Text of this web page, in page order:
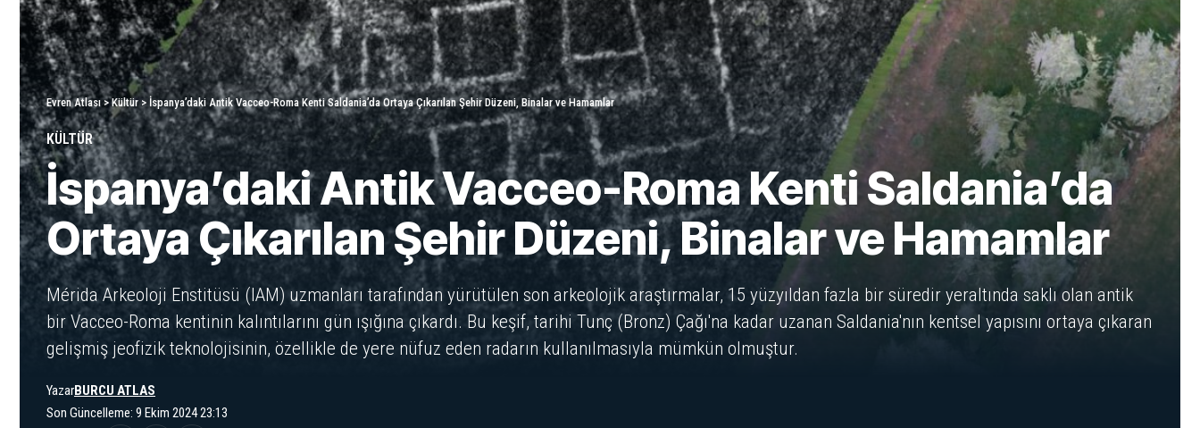
Evren Atlası>Kültür > İspanya’daki Antik Vacceo-Roma Kenti Saldania’da Ortaya Çıkarılan Şehir Düzeni, Binalar ve Hamamlar
KÜLTÜR
İspanya’daki Antik Vacceo-Roma Kenti Saldania’da
Ortaya Çıkarılan Şehir Düzeni, Binalar ve Hamamlar
Mérida Arkeoloji Enstitüsü (IAM) uzmanları tarafından yürütülen son arkeolojik araştırmalar, 15 yüzyıldan fazla bir süredir yeraltında saklı olan antik
bir Vacceo-Roma kentinin kalıntılarını gün ışığına çıkardı. Bu keşif, tarihi Tunç (Bronz) Çağı'na kadar uzanan Saldania'nın kentsel yapısını ortaya çıkaran
gelişmiş jeofizik teknolojisinin, özellikle de yere nüfuz eden radarın kullanılmasıyla mümkün olmuştur.
Son Güncelleme: 9 Ekim 2024 23:13
YazarBURCU ATLAS